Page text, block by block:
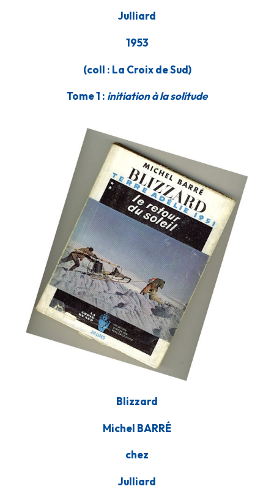
Julliard
1953
(coll : La Croix de Sud)
Tome 1 : initiation à la solitude
Blizzard
Michel BARRÉ
chez
Julliard